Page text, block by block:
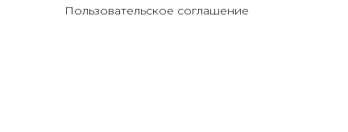
Пользовательское соглашение